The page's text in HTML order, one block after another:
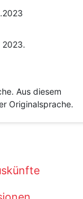
2023.
Aus diesem
Originalsprache.